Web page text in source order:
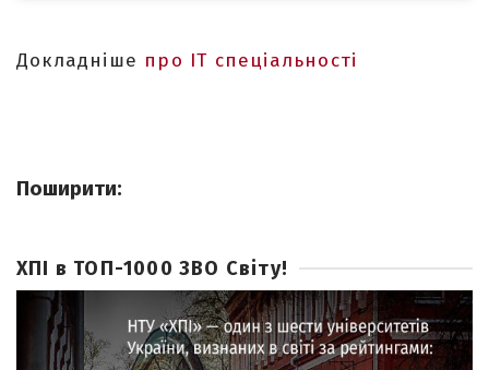
Докладніше про IT спеціальності
Поширити:
ХПІ в ТОП-1000 ЗВО Світу!